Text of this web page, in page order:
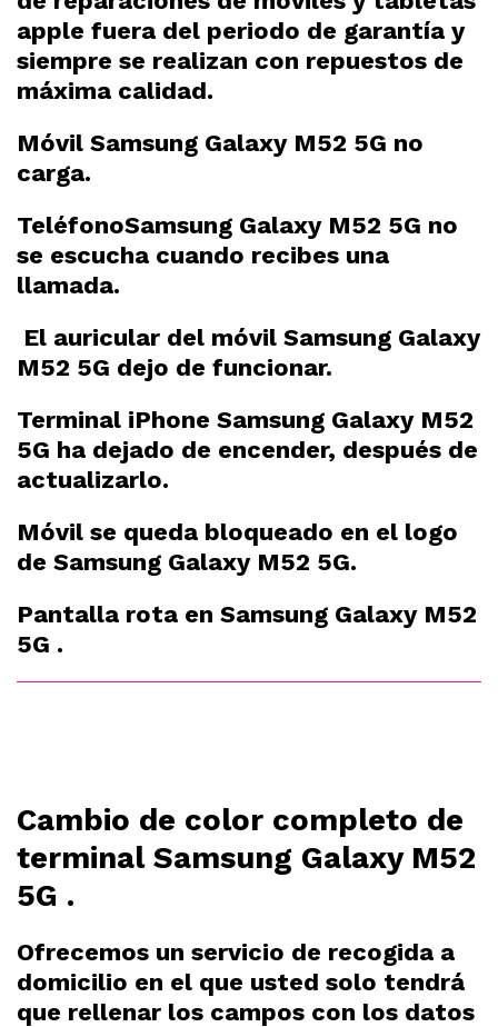
apple fuera del periodo de garantía y
siempre se realizan con repuestos de
máxima calidad.
Móvil Samsung Galaxy M52 5G no
carga.
TeléfonoSamsung Galaxy M52 5G no
se escucha cuando recibes una
llamada.
El auricular del móvil Samsung Galaxy
M52 5G dejo de funcionar.
Terminal iPhone Samsung Galaxy M52
5G ha dejado de encender, después de
actualizarlo.
Móvil se queda bloqueado en el logo
de Samsung Galaxy M52 5G.
Pantalla rota en Samsung Galaxy M52
5G .
Cambio de color completo de
terminal Samsung Galaxy M52
5G .
Ofrecemos un servicio de recogida a
domicilio en el que usted solo tendrá
que rellenar los campos con los datos